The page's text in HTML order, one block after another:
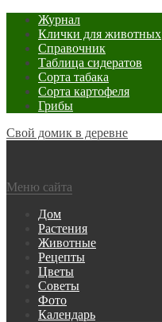
Журнал
Клички для животных
Справочник
Таблица сидератов
Сорта табака
Сорта картофеля
Грибы
Свой домик в деревне
Меню сайта
Дом
Растения
Животные
Рецепты
Цветы
Советы
Фото
Календарь